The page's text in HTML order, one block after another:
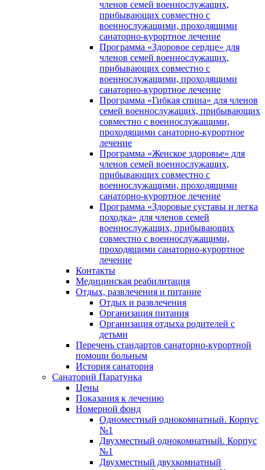
членов семей военнослужащих,
прибывающих совместно с
военнослужащими, проходящими
санаторно-курортное лечение
Программа «Здоровое сердце» для
членов семей военнослужащих,
прибывающих совместно с
военнослужащими, проходящими
санаторно-курортное лечение
Программа «Гибкая спина» для членов
семей военнослужащих, прибывающих
совместно с военнослужащими,
проходящими санаторно-курортное
лечение
Программа «Женское здоровье» для
членов семей военнослужащих,
прибывающих совместно с
военнослужащими, проходящими
санаторно-курортное лечение
Программа «Здоровые суставы и легка
походка» для членов семей
военнослужащих, прибывающих
совместно с военнослужащими,
проходящими санаторно-курортное
лечение
Контакты
Медицинская реабилитация
Отдых, развлечения и питание
Отдых и развлечения
Организация питания
Организация отдыха родителей с
детьми
Перечень стандартов санаторно-курортной
помощи больным
История санатория
Санаторий Паратунка
Цены
Показания к лечению
Номерной фонд
Одноместный однокомнатный. Корпус
№1
Двухместный однокомнатный. Корпус
№1
Двухместный двухкомнатный